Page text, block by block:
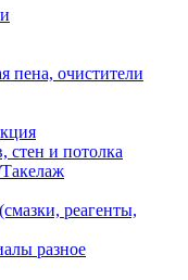
пена, очистители
стен и потолка
реагенты,
разное